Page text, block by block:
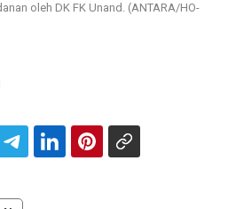
oleh DK FK Unand. (ANTARA/HO-